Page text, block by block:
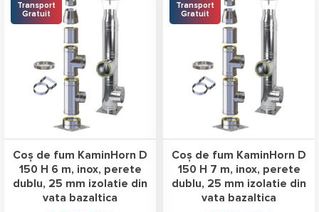
Transport
Gratuit
Coș de fum KaminHorn D
150 H 6 m, inox, perete
dublu, 25 mm izolatie din
vata bazaltica
Transport
Gratuit
Coș de fum KaminHorn D
150 H 7 m, inox, perete
dublu, 25 mm izolatie din
vata bazaltica